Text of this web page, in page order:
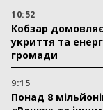
10:52
Кобзар
укриття та
громади
9:15
Понад 8